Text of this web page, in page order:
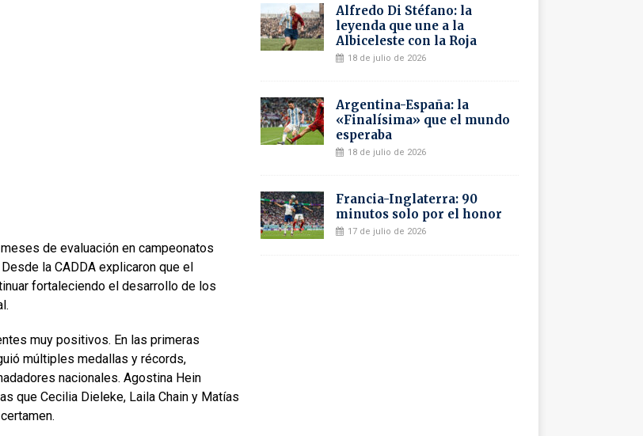
de evaluación en campeonatos
la CADDA explicaron que el
fortaleciendo el desarrollo de los
muy positivos. En las primeras
múltiples medallas y récords,
nacionales. Agostina Hein
que Cecilia Dieleke, Laila Chain y Matías
Alfredo Di Stéfano: la
leyenda que une a la
Albiceleste con la Roja
18 de julio de 2026
Argentina-España: la
«Finalísima» que el mundo
esperaba
18 de julio de 2026
Francia-Inglaterra: 90
minutos solo por el honor
17 de julio de 2026